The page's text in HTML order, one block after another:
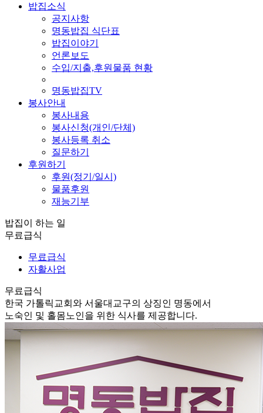
밥집소식
공지사항
명동밥집 식단표
밥집이야기
언론보도
수입/지출,후원물품 현황
명동밥집TV
봉사안내
봉사내용
봉사신청(개인/단체)
봉사등록 취소
질문하기
후원하기
후원(정기/일시)
물품후원
재능기부
밥집이 하는 일
무료급식
무료급식
자활사업
무료급식
한국 가톨릭교회와 서울대교구의 상징인 명동에서
노숙인 및 홀몸노인을 위한 식사를 제공합니다.